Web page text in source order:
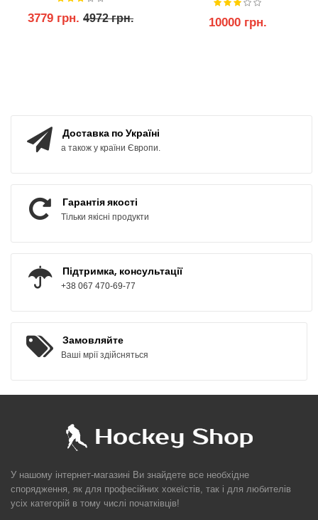
3779 грн. 4972 грн. 10000 грн.
Доставка по Україні
а також у країни Європи.
Гарантія якості
Тільки якісні продукти
Підтримка, консультації
+38 067 470-69-77
Замовляйте
Ваші мрії здійсняться
У нашому інтернет-магазині Ви знайдете все необхідне
спорядження, як для професійних хокеїстів, так і для любителів
усіх категорій в тому числі початківців!